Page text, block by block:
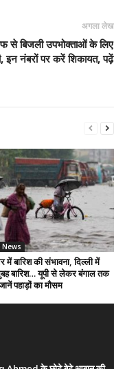
अगला लेख
से बिजली उपभोक्ताओं के लिए
इन नंबरों पर करें शिकायत, पढ़ें
में बारिश की संभावना, दिल्ली में
बारिश… यूपी से लेकर बंगाल तक
पहाड़ों का मौसम